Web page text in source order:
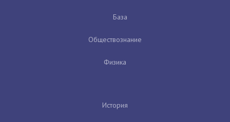
База
Обществознание
Физика
История